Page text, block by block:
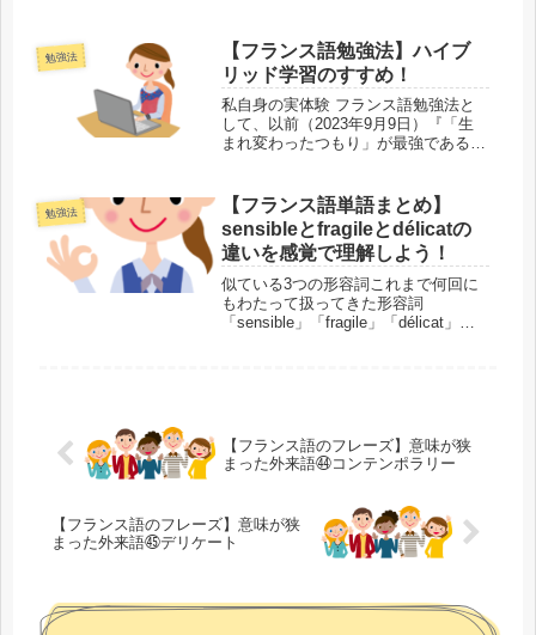
単語を扱います。日本語とはかなり違
う使い方をされている言葉もあります
よ...
勉強法
【フランス語勉強法】ハイブ
リッド学習のすすめ！
私自身の実体験 フランス語勉強法と
して、以前（2023年9月9日）『「生
まれ変わったつもり」が最強である理
を身につけ、フランスで事務職・教員
として働き、また、さまざまな活動...
勉強法
【フランス語単語まとめ】
sensibleとfragileとdélicatの
違いを感覚で理解しよう！
似ている3つの形容詞これまで何回に
もわたって扱ってきた形容詞
「sensible」「fragile」「délicat」。
【フランス語のフレーズ】意味が狭
まった外来語㊹コンテンポラリー
【フランス語のフレーズ】意味が狭
まった外来語㊺デリケート